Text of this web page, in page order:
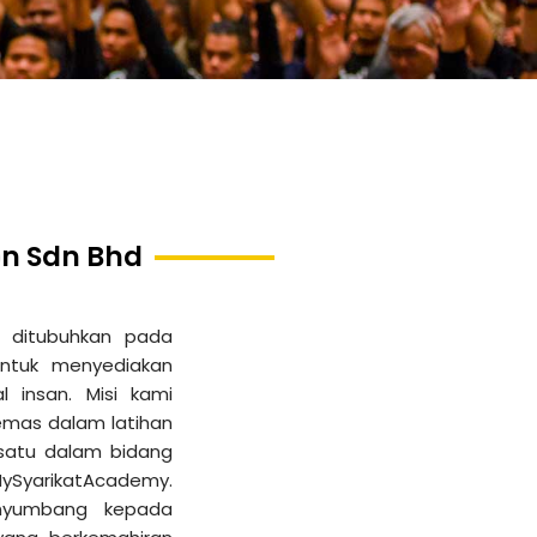
Sdn Bhd
ditubuhkan pada
menyediakan
insan. Misi kami
dalam latihan
dalam bidang
kepada